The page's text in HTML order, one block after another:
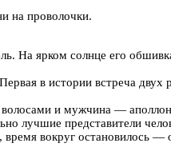
на проволочки.
На ярком солнце его
в истории встреча двух
и мужчина —
лучшие представители
время вокруг остановилось